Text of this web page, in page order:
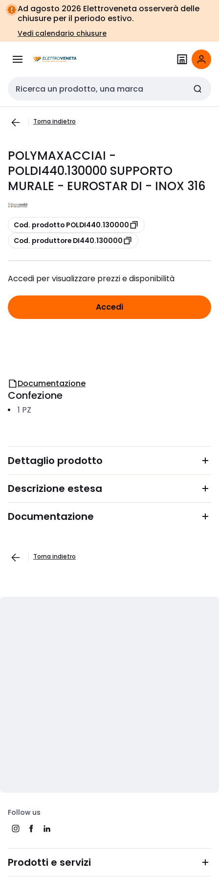
Vai alla
navigazione
Vai
alla
pagina
Ad agosto 2026 Elettroveneta osserverà delle
chiusure per il periodo estivo.
Vedi calendario chiusure
Cerca input
Torna indietro
POLYMAXACCIAI -
POLDI440.130000 SUPPORTO
MURALE - EUROSTAR DI - INOX 316
copia
Cod. prodotto POLDI440.130000
copia
Cod. produttore DI440.130000
Accedi per visualizzare prezzi e disponibilità
Accedi
Documentazione
Confezione
1 PZ
Dettaglio prodotto
Descrizione estesa
Documentazione
Torna indietro
Follow us
Prodotti e servizi